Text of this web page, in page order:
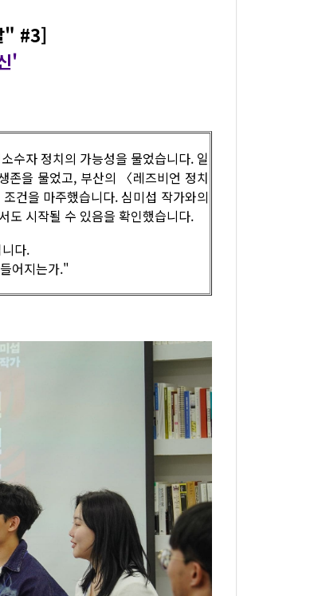
" #3]
'
수자 정치의 가능성을 물었습니다. 일
존을 물었고, 부산의 〈레즈비언 정치
건을 마주했습니다. 심미섭 작가와의
도 시작될 수 있음을 확인했습니다.
다.
어지는가."